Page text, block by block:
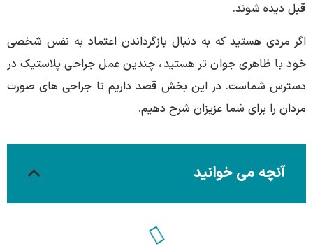
قبل دیده شوند.
اگر مردی هستید که به دنبال بازگرداندن اعتماد به نفس شخصی
خود با ظاهری جوان تر هستید، چندین عمل جراحی پلاستیک در
دسترس شماست. در این بخش قصد داریم تا جراحی های صورت
مردان را برای شما عزیزان شرح دهیم.
آنچه می خوانید